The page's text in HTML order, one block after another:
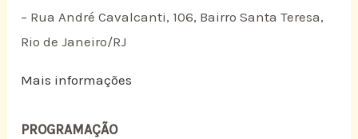
– Rua André Cavalcanti, 106, Bairro Santa Teresa,
Rio de Janeiro/RJ
Mais informações
PROGRAMAÇÃO